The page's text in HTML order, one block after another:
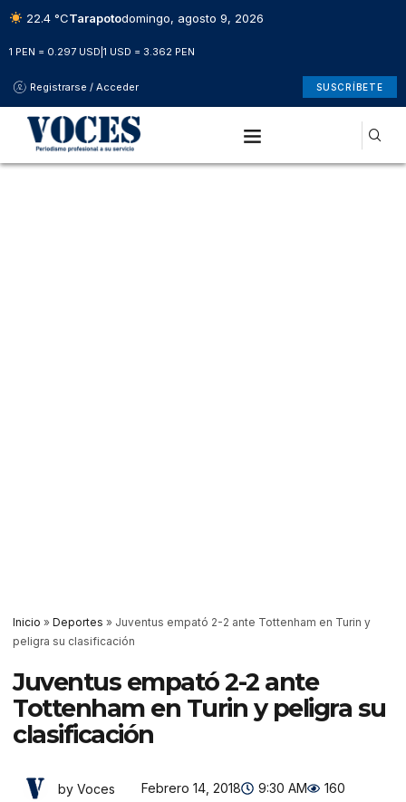
22.4 °CTarapotodomingo, agosto 9, 2026
1 PEN = 0.297 USD 1 USD = 3.362 PEN
Registrarse / Acceder SUSCRÍBETE
Inicio » Deportes » Juventus empató 2-2 ante Tottenham en Turin y
peligra su clasificación
Juventus empató 2-2 ante
Tottenham en Turin y peligra su
clasificación
by Voces Febrero 14, 2018 9:30 AM 160